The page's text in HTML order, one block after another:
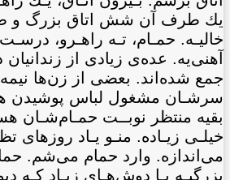
يك طرف آن شش اتاق بزرگ و
خاليـه. حمـام، تـه راهـرو،
آهنی‌یه. عده‌ی زيادی از
جمع شده‌اند. بعضی از زن‌ها
سرشـان مشغول لباس پوشيدن
بقيه منتظر نوبــت حمـام‌شـان
خيلـی زيـاده. منـو يـاد روزهای
می‌اندازه. وارد حمام می‌شم.
بزرگيـه بـا دوش‌هـای زيـاد کـه